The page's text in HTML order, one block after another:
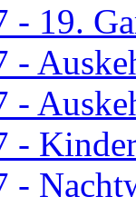
- 19.
-
-
-
-